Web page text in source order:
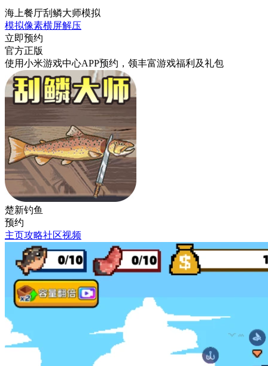
海上餐厅刮鳞大师模拟
模拟像素横屏解压
立即预约
官方正版
使用小米游戏中心APP预约 ，领丰富游戏福利 及礼包
楚新钓鱼
预约
主页攻略社区视频